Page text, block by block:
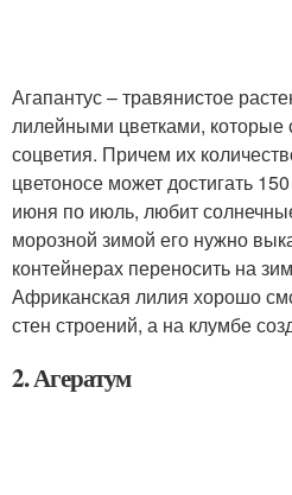
Агапантус – травянистое
лилейными цветками,
соцветия. Причем их
цветоносе может достигать
июня по июль, любит
морозной зимой его нужно
контейнерах переносить на
Африканская лилия хорошо
стен строений, а на клумбе
2. Агератум